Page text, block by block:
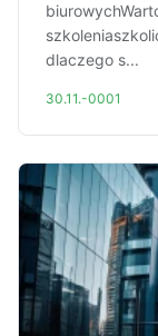
dlaczego s...
30.11.-0001